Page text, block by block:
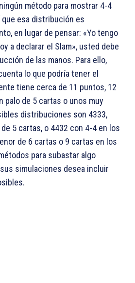
método para mostrar 4-4
esa distribución es
en lugar de pensar: «Yo tengo
a declarar el Slam», usted debe
de las manos. Para ello,
lo que podría tener el
tiene cerca de 11 puntos, 12
palo de 5 cartas o unos muy
distribuciones son 4333,
5 cartas, o 4432 con 4-4 en los
de 6 cartas o 9 cartas en los
para subastar algo
simulaciones desea incluir